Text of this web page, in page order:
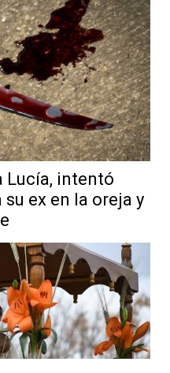
Lucía, intentó
ex en la oreja y